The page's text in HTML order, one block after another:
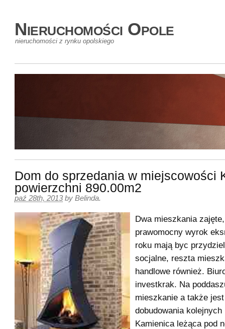
Nieruchomości Opole
nieruchomości z rynku opolskiego
Dom do sprzedania w miejscowości
powierzchni 890.00m2
paź 28th, 2013 by Belinda.
Dwa mieszkania
prawomocny wyrok
roku mają byc
socjalne, reszta
handlowe również.
investkrak. Na
mieszkanie a także
dobudowania
Kamienica leżąca pod